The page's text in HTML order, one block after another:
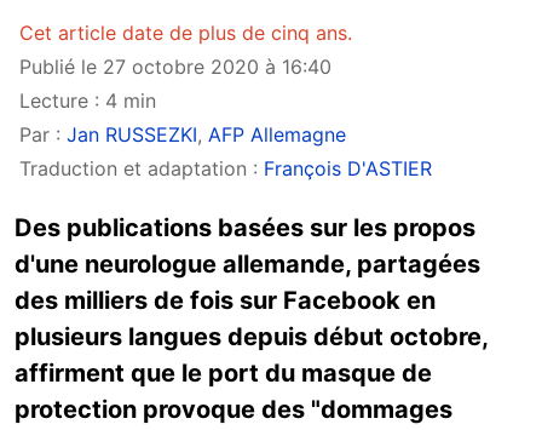
Cet article date de plus de cinq ans.
Publié le 27 octobre 2020 à 16:40
Lecture : 4 min
Par : Jan RUSSEZKI, AFP Allemagne
Traduction et adaptation : François D'ASTIER
Des publications basées sur les propos
d'une neurologue allemande, partagées
des milliers de fois sur Facebook en
plusieurs langues depuis début octobre,
affirment que le port du masque de
protection provoque des "dommages